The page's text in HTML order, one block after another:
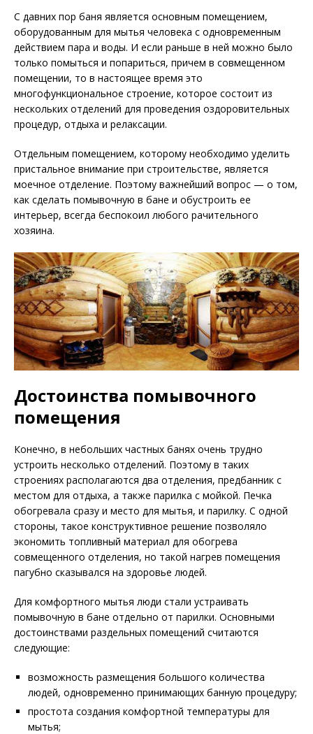
С давних пор баня является основным помещением,
оборудованным для мытья человека с одновременным
действием пара и воды. И если раньше в ней можно было
только помыться и попариться, причем в совмещенном
помещении, то в настоящее время это
многофункциональное строение, которое состоит из
нескольких отделений для проведения оздоровительных
процедур, отдыха и релаксации.
Отдельным помещением, которому необходимо уделить
пристальное внимание при строительстве, является
моечное отделение. Поэтому важнейший вопрос — о том,
как сделать помывочную в бане и обустроить ее
интерьер, всегда беспокоил любого рачительного
хозяина.
Достоинства помывочного
помещения
Конечно, в небольших частных банях очень трудно
устроить несколько отделений. Поэтому в таких
строениях располагаются два отделения, предбанник с
местом для отдыха, а также парилка с мойкой. Печка
обогревала сразу и место для мытья, и парилку. С одной
стороны, такое конструктивное решение позволяло
экономить топливный материал для обогрева
совмещенного отделения, но такой нагрев помещения
пагубно сказывался на здоровье людей.
Для комфортного мытья люди стали устраивать
помывочную в бане отдельно от парилки. Основными
достоинствами раздельных помещений считаются
следующие:
возможность размещения большого количества
людей, одновременно принимающих банную процедуру;
простота создания комфортной температуры для
мытья;